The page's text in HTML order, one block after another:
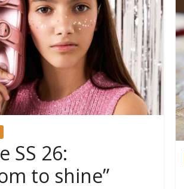
SS 26:
to shine”